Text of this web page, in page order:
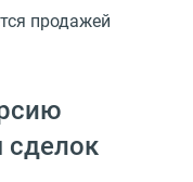
продажей
сделок